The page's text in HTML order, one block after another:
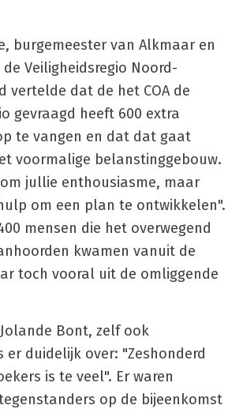
burgemeester van Alkmaar en
Veiligheidsregio Noord-
vertelde dat de het COA de
gevraagd heeft 600 extra
te vangen en dat dat gaat
voormalige belanstinggebouw.
jullie enthousiasme, maar
om een plan te ontwikkelen".
mensen die het overwegend
kwamen vanuit de
toch vooral uit de omliggende
Bont, zelf ook
er duidelijk over: "Zeshonderd
is te veel". Er waren
op de bijeenkomst